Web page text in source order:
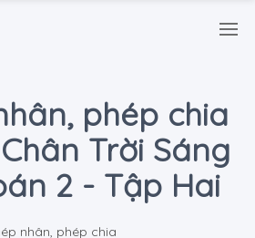
phép chia
Trời Sáng
2 - Tập Hai
nhân, phép chia